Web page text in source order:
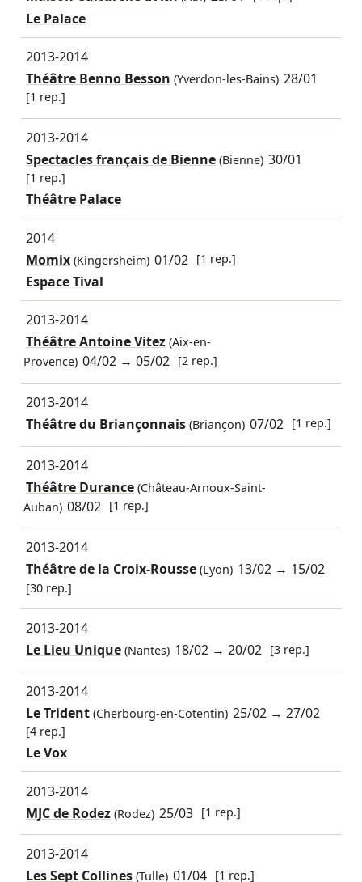
Le Palace
2013-2014
Théâtre Benno Besson (Yverdon-les-Bains) 28/01
[1 rep.]
2013-2014
Spectacles français de Bienne(Bienne) 30/01
[1 rep.]
Théâtre Palace
2014
Momix(Kingersheim) 01/02 [1 rep.]
Espace Tival
2013-2014
Théâtre Antoine Vitez(Aix-en-
Provence) 04/02 →05/02 [2 rep.]
2013-2014
Théâtre du Briançonnais(Briançon) 07/02 [1 rep.]
2013-2014
Théâtre Durance(Château-Arnoux-Saint-
Auban) 08/02 [1 rep.]
2013-2014
Théâtre de la Croix-Rousse(Lyon) 13/02 → 15/02
[30 rep.]
2013-2014
Le Lieu Unique(Nantes) 18/02 →20/02 [3 rep.]
2013-2014
Le Trident(Cherbourg-en-Cotentin) 25/02 →27/02
[4 rep.]
Le Vox
2013-2014
MJC de Rodez(Rodez) 25/03 [1 rep.]
2013-2014
Les Sept Collines(Tulle) 01/04 [1 rep.]